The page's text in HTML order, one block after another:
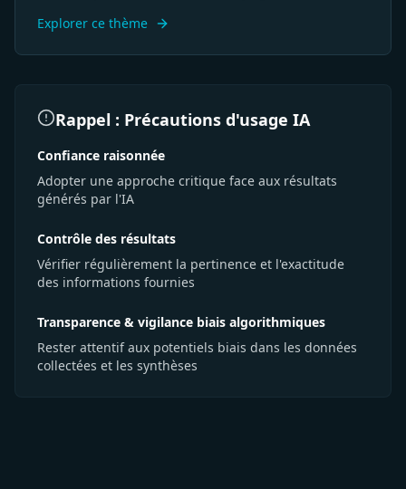
Explorer ce thème
Rappel : Précautions d'usage IA
Confiance raisonnée
Adopter une approche critique face aux résultats
générés par l'IA
Contrôle des résultats
Vérifier régulièrement la pertinence et l'exactitude
des informations fournies
Transparence & vigilance biais algorithmiques
Rester attentif aux potentiels biais dans les données
collectées et les synthèses